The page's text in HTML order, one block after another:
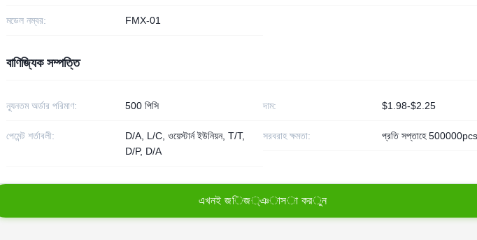
মডেল নম্বর: FMX-01
বাণিজ্যিক সম্পত্তি
ন্যূনতম অর্ডার পরিমাণ: 500 পিসি দাম: $1.98-$2.25
পেমেন্ট শর্তাবলী:
D/A, L/C, ওয়েস্টার্ন ইউনিয়ন, T/T,
D/P, D/A
সরবরাহ ক্ষমতা: প্রতি সপ্তাহে 500000pcs
এখনই জিজ্ঞাসা করুন